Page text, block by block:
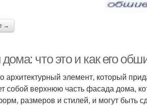
→
что это и как его
архитектурный элемент, который
собой верхнюю часть фасада дома,
размеров и стилей, и могут быть